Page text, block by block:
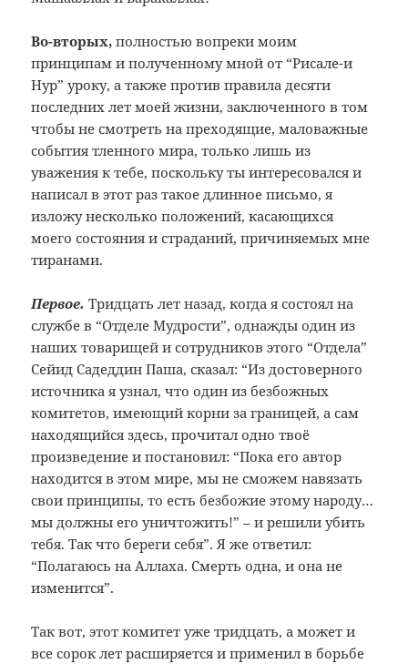
Во-вторых, полностью вопреки моим
принципам и полученному мной от “Рисале-и
Нур” уроку, а также против правила десяти
последних лет моей жизни, заключенного в том
чтобы не смотреть на преходящие, маловажные
события тленного мира, только лишь из
уважения к тебе, поскольку ты интересовался и
написал в этот раз такое длинное письмо, я
изложу несколько положений, касающихся
моего состояния и страданий, причиняемых мне
тиранами.
Первое. Тридцать лет назад, когда я состоял на
службе в “Отделе Мудрости”, однажды один из
наших товарищей и сотрудников этого “Отдела”
Сейид Садеддин Паша, сказал: “Из достоверного
источника я узнал, что один из безбожных
комитетов, имеющий корни за границей, а сам
находящийся здесь, прочитал одно твоё
произведение и постановил: “Пока его автор
находится в этом мире, мы не сможем навязать
свои принципы, то есть безбожие этому народу…
мы должны его уничтожить!” – и решили убить
тебя. Так что береги себя”. Я же ответил:
“Полагаюсь на Аллаха. Смерть одна, и она не
изменится”.
Так вот, этот комитет уже тридцать, а может и
все сорок лет расширяется и применил в борьбе